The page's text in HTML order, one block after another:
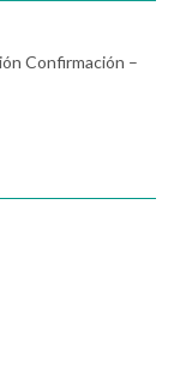
Confirmación –